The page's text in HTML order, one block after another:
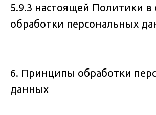
5.9.3 настоящей Политики
обработки персональных
6. Принципы обработки
данных